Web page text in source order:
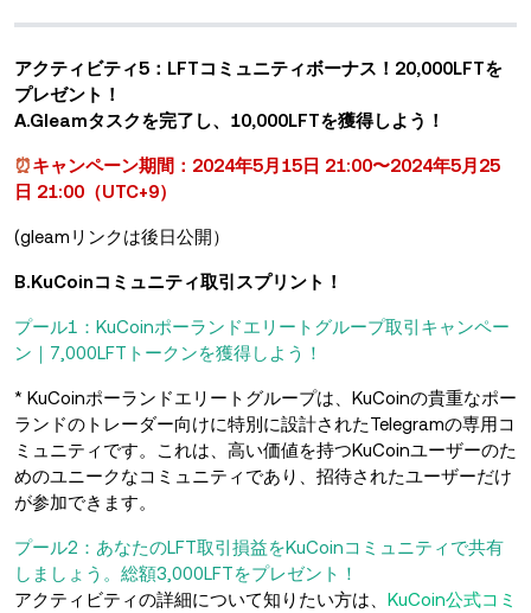
アクティビティ5：LFTコミュニティボーナス！20,000LFTを
プレゼント！
A.Gleamタスクを完了し、10,000LFTを獲得しよう！
⏰キャンペーン期間：2024年5月15日 21:00〜2024年5月25
日 21:00（UTC+9）
(gleamリンクは後日公開）
B.KuCoinコミュニティ取引スプリント！
プール1：KuCoinポーランドエリートグループ取引キャンペー
ン｜7,000LFTトークンを獲得しよう！
* KuCoinポーランドエリートグループは、KuCoinの貴重なポー
ランドのトレーダー向けに特別に設計されたTelegramの専用コ
ミュニティです。これは、高い価値を持つKuCoinユーザーのた
めのユニークなコミュニティであり、招待されたユーザーだけ
が参加できます。
プール2：あなたのLFT取引損益をKuCoinコミュニティで共有
しましょう。総額3,000LFTをプレゼント！
アクティビティの詳細について知りたい方は、 KuCoin公式コミ